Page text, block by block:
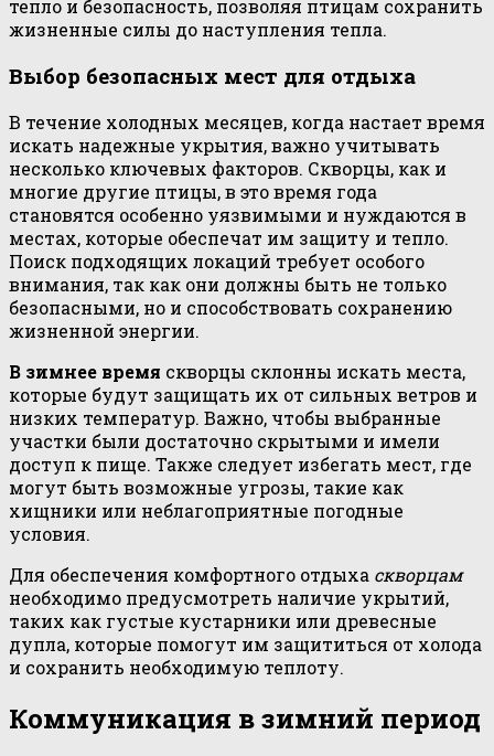
тепло и безопасность, позволяя птицам сохранить
жизненные силы до наступления тепла.
Выбор безопасных мест для отдыха
В течение холодных месяцев, когда настает время
искать надежные укрытия, важно учитывать
несколько ключевых факторов. Скворцы, как и
многие другие птицы, в это время года
становятся особенно уязвимыми и нуждаются в
местах, которые обеспечат им защиту и тепло.
Поиск подходящих локаций требует особого
внимания, так как они должны быть не только
безопасными, но и способствовать сохранению
жизненной энергии.
В зимнее время скворцы склонны искать места,
которые будут защищать их от сильных ветров и
низких температур. Важно, чтобы выбранные
участки были достаточно скрытыми и имели
доступ к пище. Также следует избегать мест, где
могут быть возможные угрозы, такие как
хищники или неблагоприятные погодные
условия.
Для обеспечения комфортного отдыха скворцам
необходимо предусмотреть наличие укрытий,
таких как густые кустарники или древесные
дупла, которые помогут им защититься от холода
и сохранить необходимую теплоту.
Коммуникация в зимний период